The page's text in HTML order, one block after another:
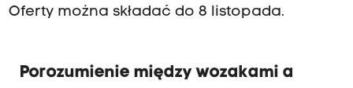
Oferty można składać do 8 listopada.
Porozumienie między wozakami a